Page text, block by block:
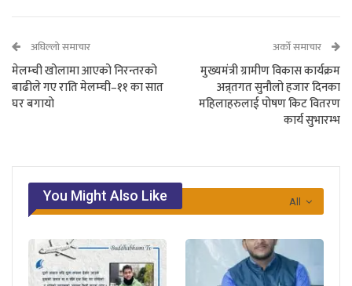
अघिल्लो समाचार
मेलम्ची खोलामा आएको निरन्तरको
बाढीले गए राति मेलम्ची–११ का सात
घर बगायाे
अर्को समाचार
मुख्यमंत्री ग्रामीण विकास कार्यक्रम
अन्र्तगत सुनौलो हजार दिनका
महिलाहरुलाई पोषण किट वितरण
कार्य सुभारम्भ
All
You Might Also Like